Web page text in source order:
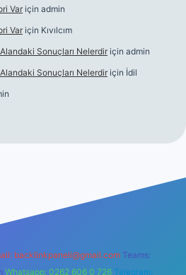
Var için admin
Var için Kıvılcım
Sonuçları Nelerdir için admin
Sonuçları Nelerdir için İdil
backlinkpaneli@gmail.com Teams:
Whatsapp: 0262 606 0 726 Telegram: